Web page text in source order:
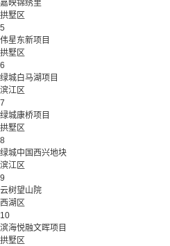
嘉映锦绣里
拱墅区
5
伟星东新项目
拱墅区
6
绿城白马湖项目
滨江区
7
绿城康桥项目
拱墅区
8
绿城中国西兴地块
滨江区
9
云树望山院
西湖区
10
滨海悦融文晖项目
拱墅区